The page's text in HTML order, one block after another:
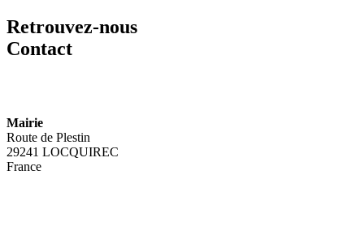
Retrouvez-nous
Contact
Mairie
Route de Plestin
29241 LOCQUIREC
France